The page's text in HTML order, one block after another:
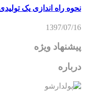
نحوه راه اندازی یک
1397/07/16
پیشنهاد ویژه
درباره